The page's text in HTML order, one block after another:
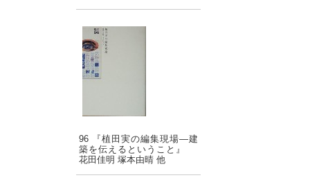
96 『植田実の編集現場―建
築を伝えるということ』
花田佳明 塚本由晴 他